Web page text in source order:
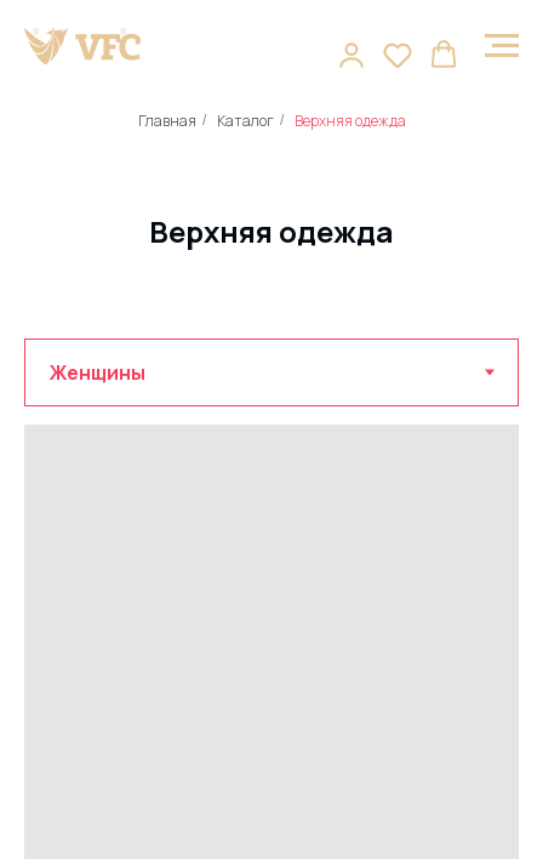
Главная / Каталог / Верхняя одежда
Верхняя одежда